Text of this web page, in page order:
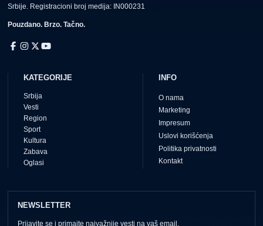
Srbije. Registracioni broj medija: IN000231
Pouzdano. Brzo. Tačno.
KATEGORIJE
Srbija
Vesti
Region
Sport
Kultura
Zabava
Oglasi
INFO
O nama
Marketing
Impresum
Uslovi korišćenja
Politika privatnosti
Kontakt
NEWSLETTER
Prijavite se i primajte najvažnije vesti na vaš email.